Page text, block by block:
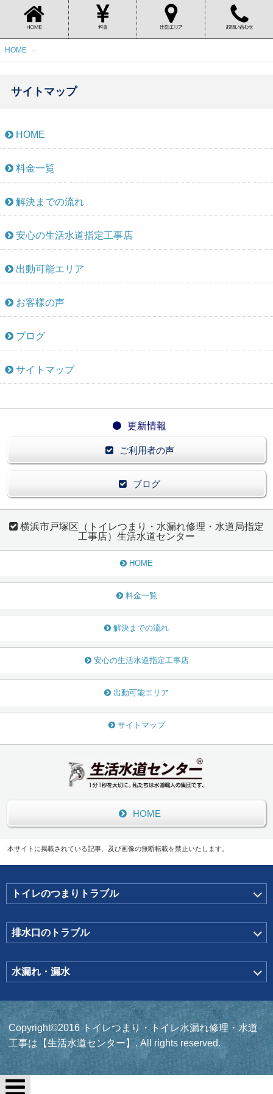
HOME
サイトマップ
HOME
料金一覧
解決までの流れ
安心の生活水道指定工事店
出動可能エリア
お客様の声
ブログ
サイトマップ
更新情報
ご利用者の声
ブログ
横浜市戸塚区（トイレつまり・水漏れ修理・水道局指定
工事店）生活水道センター
HOME
料金一覧
解決までの流れ
安心の生活水道指定工事店
出動可能エリア
サイトマップ
HOME
本サイトに掲載されている記事、及び画像の無断転載を禁止いたします。
トイレのつまりトラブル
排水口のトラブル
水漏れ・漏水
Copyright©2016 トイレつまり・トイレ水漏れ修理・水道
工事は【生活水道センター】. All rights reserved.